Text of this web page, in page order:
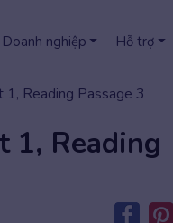
nghiệp Hỗ trợ
1, Reading Passage 3
1, Reading